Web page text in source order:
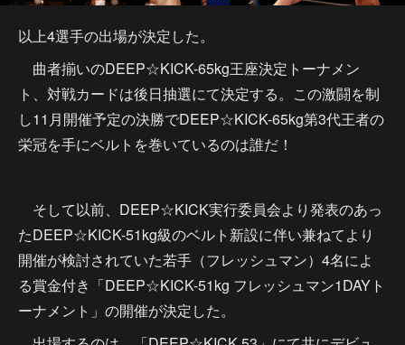
以上4選手の出場が決定した。
曲者揃いのDEEP☆KICK-65kg王座決定トーナメン
ト、対戦カードは後日抽選にて決定する。この激闘を制
し11月開催予定の決勝でDEEP☆KICK-65kg第3代王者の
栄冠を手にベルトを巻いているのは誰だ！
そして以前、DEEP☆KICK実行委員会より発表のあっ
たDEEP☆KICK-51kg級のベルト新設に伴い兼ねてより
開催が検討されていた若手（フレッシュマン）4名によ
る賞金付き「DEEP☆KICK-51kg フレッシュマン1DAYト
ーナメント」の開催が決定した。